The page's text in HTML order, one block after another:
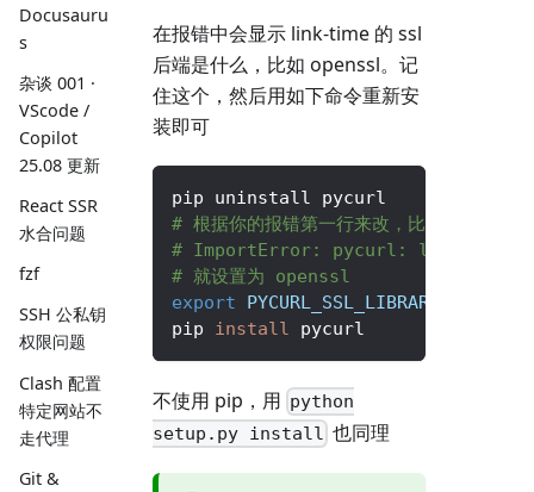
Docusauru
s
杂谈 001 ·
VScode /
Copilot
25.08 更新
React SSR
水合问题
fzf
SSH 公私钥
权限问题
Clash 配置
特定网站不
走代理
Git &
在报错中会显示 link-time 的 ssl
后端是什么，比如 openssl。记
住这个，然后用如下命令重新安
装即可
pip uninstall pycurl
# 根据你的报错第一行来改，比如
# ImportError: pycurl: libcurl
# 就设置为 openssl
export
PYCURL_SSL_LIBRARY
pip install pycurl
不使用 pip，用 python
setup.py install 也同理